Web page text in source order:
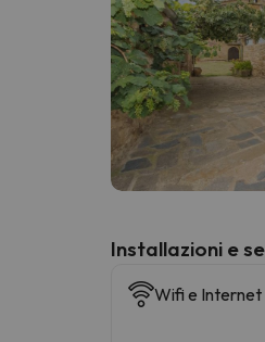
Installazioni e
Wifi e Internet